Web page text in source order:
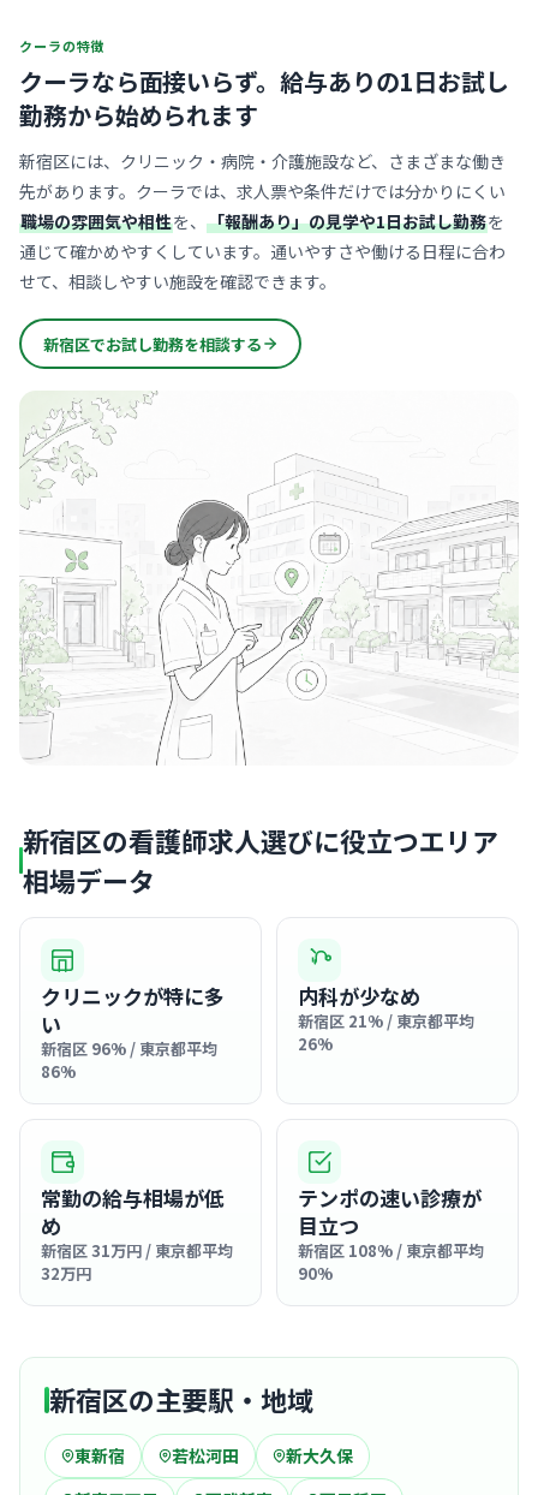
クーラの特徴
クーラなら面接いらず。 給与ありの1日お試し
勤務から始められます
新宿区には、クリニック・病院・介護施設など、さまざまな働き
先があります。クーラでは、求人票や条件だけでは分かりにくい
職場の雰囲気や相性を、 「報酬あり」の見学や1日お試し勤務を
通じて確かめやすくしています。通いやすさや働ける日程に合わ
せて、相談しやすい施設を確認できます。
新宿区でお試し勤務を相談する
新宿区の看護師求人選びに役立つエリア
相場データ
クリニックが特に多
い
新宿区 96% / 東京都平均
86%
内科が少なめ
新宿区 21% / 東京都平均
26%
常勤の給与相場が低
め
新宿区 31万円 / 東京都平均
32万円
テンポの速い診療が
目立つ
新宿区 108% / 東京都平均
90%
新宿区の主要駅・地域
東新宿 若松河田
新大久保